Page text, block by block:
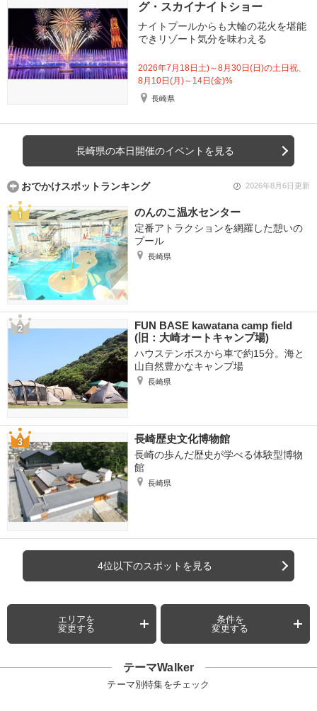
グ・スカイナイトショー
ナイトプールからも大輪の花火を堪能
できリゾート気分を味わえる
2026年7月18日土)～8月30日(日)の土日祝、
8月10日(月)～14日(金)%
長崎県
長崎県の本日開催のイベントを見る
おでかけスポットランキング 2026年8月6日更新
のんのこ温水センター
定番アトラクションを網羅した憩いの
プール
長崎県
FUN BASE kawatana camp field
(旧：大崎オートキャンプ場)
ハウステンボスから車で約15分。海と
山自然豊かなキャンプ場
長崎県
長崎歴史文化博物館
長崎の歩んだ歴史が学べる体験型博物
館
長崎県
4位以下のスポットを見る
エリアを
変更する
条件を
変更する
テーマWalker
テーマ別特集をチェック